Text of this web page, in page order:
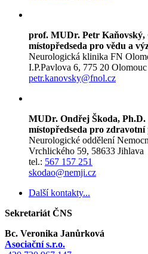
prof. MUDr. Petr Kaňovský,
místopředseda pro vědu a
Neurologická klinika FN
I.P.Pavlova 6, 775 20 Olomouc
petr.kanovsky@fnol.cz
MUDr. Ondřej Škoda, Ph.D.
místopředseda pro zdravotní
Neurologické oddělení
Vrchlického 59, 58633 Jihlava
tel.: 567 157 251
skodao@nemji.cz
Další kontakty...
Sekretariát ČNS
Bc. Veronika Janůrková
Asociační s.r.o.